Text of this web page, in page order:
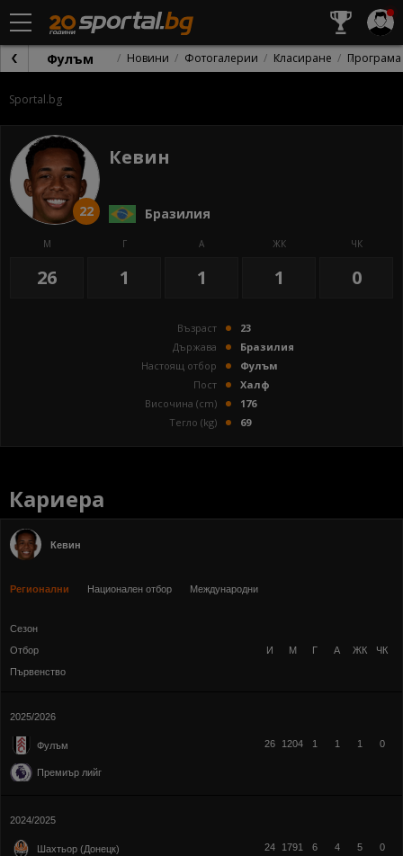
Фулъм Новини Фотогалерии Класиране Програма
Sportal.bg
22
Кевин
Бразилия
М
26
Г
1
А
1
ЖК
1
ЧК
0
Възраст
23
Държава
Бразилия
Настоящ отбор
Фулъм
Пост
Халф
Височина (cm)
176
Тегло (kg)
69
Кариера
Кевин
Регионални Национален отбор Международни
Сезон
Отбор
Първенство
И М Г А ЖК ЧК
2025/2026
Фулъм
Премиър лийг
26 1204 1 1 1 0
2024/2025
Шахтьор (Донецк) 24 1791 6 4 5 0